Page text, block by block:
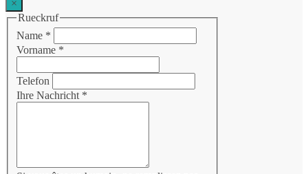
×
Rueckruf
Name *
Vorname *
Telefon
Ihre Nachricht *